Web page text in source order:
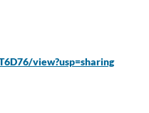
view?usp=sharing